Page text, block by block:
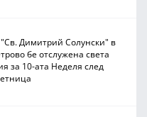
Димитрий Солунски" в
бе отслужена света
за 10-ата Неделя след